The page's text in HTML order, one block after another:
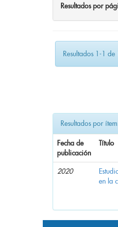
Resultados por
Resultados 1-1 de
Resultados por
Fecha de
publicación
Título
2020
en la